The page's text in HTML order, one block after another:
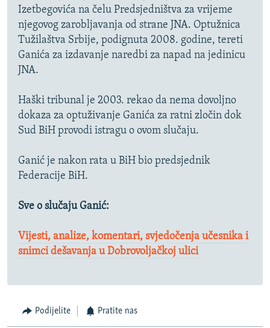
Izetbegovića na čelu Predsjedništva za vrijeme
njegovog zarobljavanja od strane JNA. Optužnica
Tužilaštva Srbije, podignuta 2008. godine, tereti
Ganića za izdavanje naredbi za napad na jedinicu
JNA.
Haški tribunal je 2003. rekao da nema dovoljno
dokaza za optuživanje Ganića za ratni zločin dok
Sud BiH provodi istragu o ovom slučaju.
Ganić je nakon rata u BiH bio predsjednik
Federacije BiH.
Sve o slučaju Ganić:
Vijesti, analize, komentari, svjedočenja učesnika i
snimci dešavanja u Dobrovoljačkoj ulici
Podijelite Pratite nas